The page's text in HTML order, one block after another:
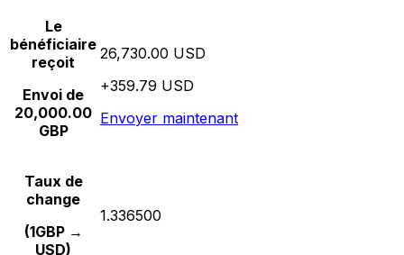
Le
bénéficiaire
reçoit
Envoi de
20,000.00
GBP
26,730.00 USD
+359.79 USD
Envoyer maintenant
Taux de
change
(1GBP →
USD)
1.336500